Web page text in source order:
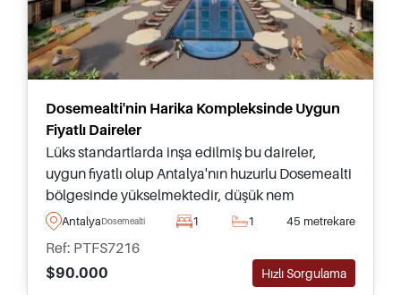
Dosemealti'nin Harika Kompleksinde Uygun
Fiyatlı Daireler
Lüks standartlarda inşa edilmiş bu daireler,
uygun fiyatlı olup Antalya'nın huzurlu Dosemealti
bölgesinde yükselmektedir, düşük nem
oranlarıyla bilinen bu bölge, aileler ve
AntalyaDosemealti 1 1 45 metrekare
Ref: PTFS7216
$90.000
Hızlı Sorgulama